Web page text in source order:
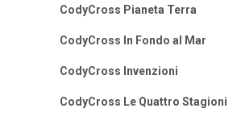
CodyCross Pianeta Terra
CodyCross In Fondo al Mar
CodyCross Invenzioni
CodyCross Le Quattro Stagioni